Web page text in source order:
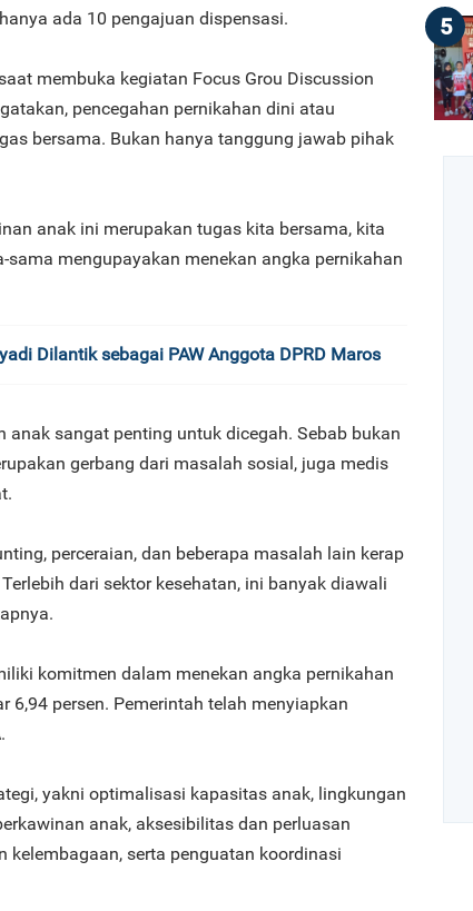
ada 10 pengajuan dispensasi.
membuka kegiatan Focus Grou Discussion
pencegahan pernikahan dini atau
bersama. Bukan hanya tanggung jawab pihak
anak ini merupakan tugas kita bersama, kita
mengupayakan menekan angka pernikahan
Dilantik sebagai PAW Anggota DPRD Maros
anak sangat penting untuk dicegah. Sebab bukan
gerbang dari masalah sosial, juga medis
perceraian, dan beberapa masalah lain kerap
dari sektor kesehatan, ini banyak diawali
komitmen dalam menekan angka pernikahan
6,94 persen. Pemerintah telah menyiapkan
yakni optimalisasi kapasitas anak, lingkungan
anak, aksesibilitas dan perluasan
kelembagaan, serta penguatan koordinasi
5